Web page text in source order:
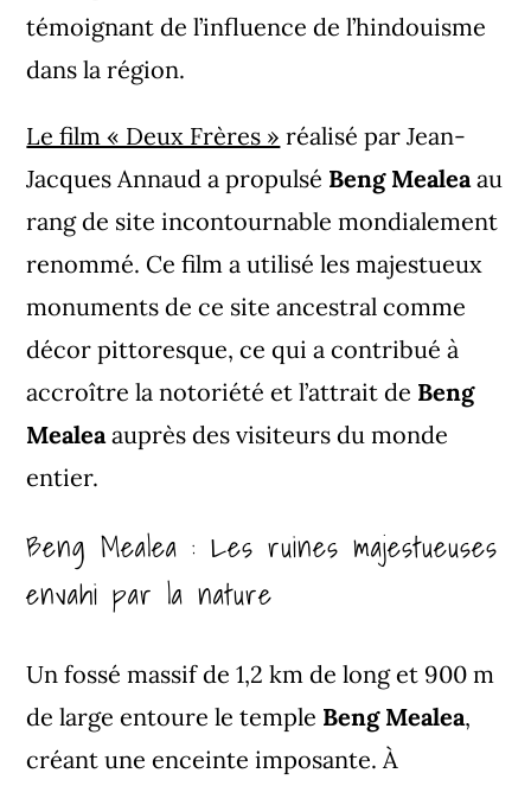
témoignant de l’influence de l’hindouisme
dans la région.
Le film « Deux Frères » réalisé par Jean-
Jacques Annaud a propulsé Beng Mealeaau
rang de site incontournable mondialement
renommé. Ce film a utilisé les majestueux
monuments de ce site ancestral comme
décor pittoresque, ce qui a contribué à
accroître la notoriété et l’attrait de Beng
Mealeaauprès des visiteurs du monde
entier.
Beng Mealea : Les ruines majestueuses
envahi par la nature
Un fossé massif de 1,2 km de long et 900 m
de large entoure le temple Beng Mealea,
créant une enceinte imposante. À